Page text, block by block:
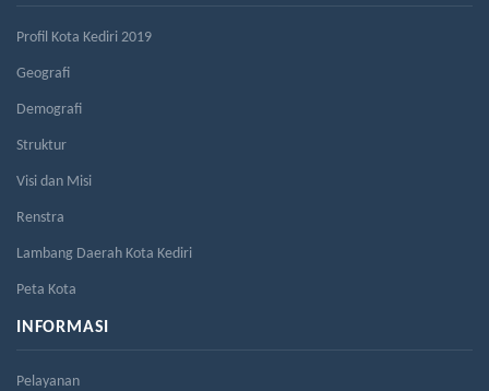
Profil Kota Kediri 2019
Geografi
Demografi
Struktur
Visi dan Misi
Renstra
Lambang Daerah Kota Kediri
Peta Kota
INFORMASI
Pelayanan